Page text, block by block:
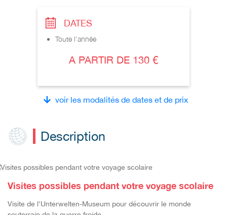
DATES
Toute l'année
A PARTIR DE 130 €
voir les modalités de dates et de prix
Description
Visites possibles pendant votre voyage scolaire
Visite de l'Unterwelten-Museum pour découvrir le monde